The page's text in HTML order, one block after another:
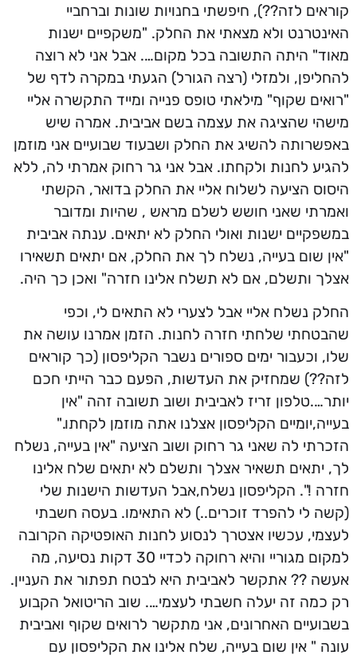
קוראים לזה??), חיפשתי בחנויות שונות וברחביי
האינטרנט ולא מצאתי את החלק. "משקפיים ישנות
מאוד" היתה התשובה בכל מקום…. אבל אני לא רוצה
להחליפן, ולמזלי (רצה הגורל) הגעתי במקרה לדף של
"רואים שקוף" מילאתי טופס פנייה ומייד התקשרה אליי
מישהי שהציגה את עצמה בשם אביבית. אמרה שיש
באפשרותה להשיג את החלק ושבעוד שבועיים אני מוזמן
להגיע לחנות ולקחתו. אבל אני גר רחוק אמרתי לה, ללא
היסוס הציעה לשלוח אליי את החלק בדואר, הקשתי
ואמרתי שאני חושש לשלם מראש , שהיות ומדובר
במשפקיים ישנות ואולי החלק לא יתאים. ענתה אביבית
"אין שום בעייה, נשלח לך את החלק, אם יתאים תשאירו
אצלך ותשלם, אם לא תשלח אלינו חזרה" ואכן כך היה.
החלק נשלח אליי אבל לצערי לא התאים לי, וכפי
שהבטחתי שלחתי חזרה לחנות. הזמן אמרנו עושה את
שלו, וכעבור ימים ספורים נשבר הקליפסון (כך קוראים
לזה??) שמחזיק את העדשות, הפעם כבר הייתי חכם
יותר….טלפון זריז לאביבית ושוב תשובה זהה "אין
בעייה,יומיים הקליפסון אצלנו אתה מוזמן לקחתו."
הזכרתי לה שאני גר רחוק ושוב הציעה "אין בעייה, נשלח
לך, יתאים תשאיר אצלך ותשלם לא יתאים שלח אלינו
חזרה !". הקליפסון נשלח,אבל העדשות הישנות שלי
(קשה לי להפרד זוכרים..) לא התאימו. בעסה חשבתי
לעצמי, עכשיו אצטרך לנסוע לחנות האופטיקה הקרובה
למקום מגוריי והיא רחוקה לכדיי 30 דקות נסיעה, מה
אעשה ?? אתקשר לאביבית היא לבטח תפתור את העניין.
רק כמה זה יעלה חשבתי לעצמי…. שוב הריטואל הקבוע
בשבועיים האחרונים, אני מתקשר לרואים שקוף ואביבית
עונה " אין שום בעייה, שלח אלינו את הקליפסון עם